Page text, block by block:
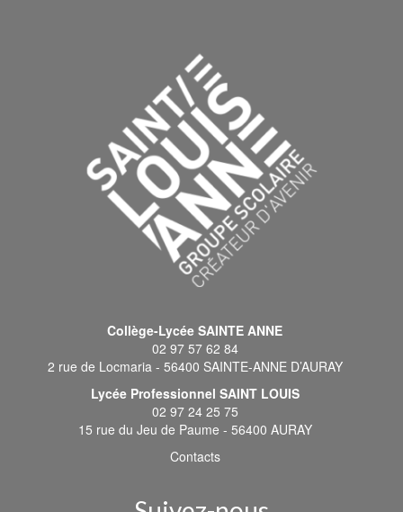
Collège-Lycée SAINTE ANNE
02 97 57 62 84
2 rue de Locmaria - 56400 SAINTE-ANNE D’AURAY
Lycée Professionnel SAINT LOUIS
02 97 24 25 75
15 rue du Jeu de Paume - 56400 AURAY
Contacts